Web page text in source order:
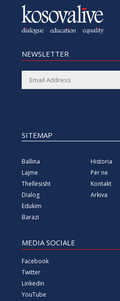
NEWSLETTER
SITEMAP
Ballina
Lajme
Thellësisht
Dialog
Edukim
Barazi
Historia
Për ne
Kontakt
Arkiva
MEDIA SOCIALE
Facebook
Twitter
Linkedin
YouTube